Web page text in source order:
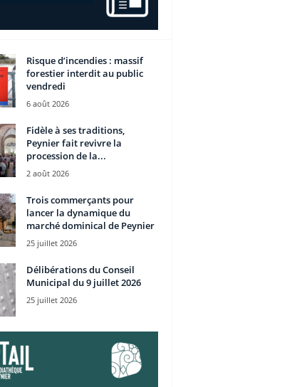
Risque d’incendies : massif
forestier interdit au public
vendredi
6 août 2026
Fidèle à ses traditions,
Peynier fait revivre la
procession de la...
2 août 2026
Trois commerçants pour
lancer la dynamique du
marché dominical de Peynier
25 juillet 2026
Délibérations du Conseil
Municipal du 9 juillet 2026
25 juillet 2026